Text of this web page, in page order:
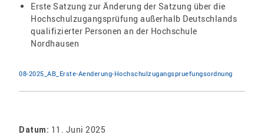
Erste Satzung zur Änderung der Satzung über die
Hochschulzugangsprüfung außerhalb Deutschlands
qualifizierter Personen an der Hochschule
Nordhausen
08-2025_AB_Erste-Aenderung-Hochschulzugangspruefungsordnung
Datum: 11. Juni 2025